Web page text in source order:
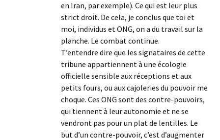
en Iran, par exemple). Ce qui est leur plus
strict droit. De cela, je conclus que toi et
moi, individus et ONG, on a du travail sur la
planche. Le combat continue.
T’entendre dire que les signataires de cette
tribune appartiennent à une écologie
officielle sensible aux réceptions et aux
petits fours, ou aux cajoleries du pouvoir me
choque. Ces ONG sont des contre-pouvoirs,
qui tiennent à leur autonomie et ne se
vendront pas pour un plat de lentilles. Le
but d’un contre-pouvoir, c’est d’augmenter